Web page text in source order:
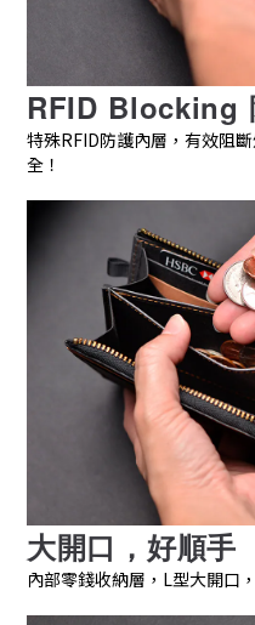
RFID Blocking
特殊RFID防護內層，有效阻
全！
大開口，好順手
內部零錢收納層，L型大開口